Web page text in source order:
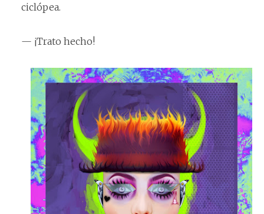
ciclópea.
— ¡Trato hecho!